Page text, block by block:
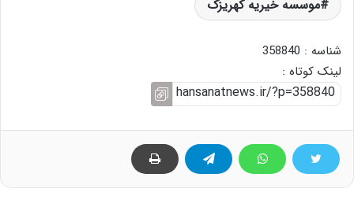
موسسه خیریه کهریزک
شناسه : 358840
لینک کوتاه :